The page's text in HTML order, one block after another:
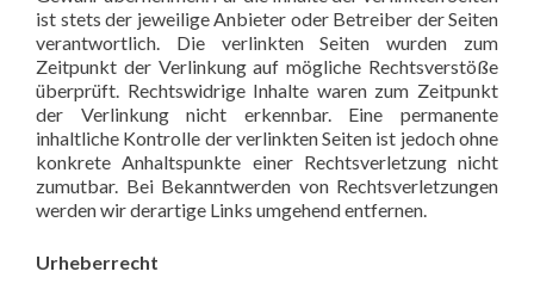
ist stets der jeweilige Anbieter oder Betreiber der Seiten
verantwortlich. Die verlinkten Seiten wurden zum
Zeitpunkt der Verlinkung auf mögliche Rechtsverstöße
überprüft. Rechtswidrige Inhalte waren zum Zeitpunkt
der Verlinkung nicht erkennbar. Eine permanente
inhaltliche Kontrolle der verlinkten Seiten ist jedoch ohne
konkrete Anhaltspunkte einer Rechtsverletzung nicht
zumutbar. Bei Bekanntwerden von Rechtsverletzungen
werden wir derartige Links umgehend entfernen.
Urheberrecht